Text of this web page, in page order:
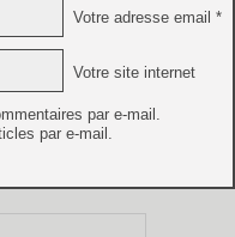
Votre adresse email *
Votre site internet
par e-mail.
par e-mail.